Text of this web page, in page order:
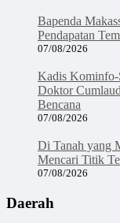
Bapenda
Pendapatan
07/08/2026
Kadis
Doktor
Bencana
07/08/2026
Di Tanah yang
Mencari Titik
07/08/2026
Daerah